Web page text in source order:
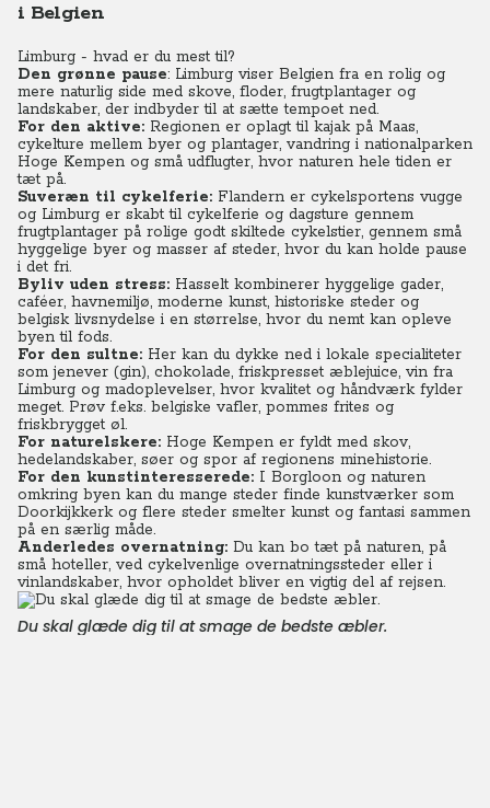
i Belgien
Limburg - hvad er du mest til?
Den grønne pause: Limburg viser Belgien fra en rolig og
mere naturlig side med skove, floder, frugtplantager og
landskaber, der indbyder til at sætte tempoet ned.
For den aktive: Regionen er oplagt til kajak på Maas,
cykelture mellem byer og plantager, vandring i nationalparken
Hoge Kempen og små udflugter, hvor naturen hele tiden er
tæt på.
Suveræn til cykelferie: Flandern er cykelsportens vugge
og Limburg er skabt til cykelferie og dagsture gennem
frugtplantager på rolige godt skiltede cykelstier, gennem små
hyggelige byer og masser af steder, hvor du kan holde pause
i det fri.
Byliv uden stress: Hasselt kombinerer hyggelige gader,
caféer, havnemiljø, moderne kunst, historiske steder og
belgisk livsnydelse i en størrelse, hvor du nemt kan opleve
byen til fods.
For den sultne: Her kan du dykke ned i lokale specialiteter
som jenever (gin), chokolade, friskpresset æblejuice, vin fra
Limburg og madoplevelser, hvor kvalitet og håndværk fylder
meget. Prøv f.eks. belgiske vafler, pommes frites og
friskbrygget øl.
For naturelskere: Hoge Kempen er fyldt med skov,
hedelandskaber, søer og spor af regionens minehistorie.
For den kunstinteresserede: I Borgloon og naturen
omkring byen kan du mange steder finde kunstværker som
Doorkijkkerk og flere steder smelter kunst og fantasi sammen
på en særlig måde.
Anderledes overnatning: Du kan bo tæt på naturen, på
små hoteller, ved cykelvenlige overnatningssteder eller i
vinlandskaber, hvor opholdet bliver en vigtig del af rejsen.
Du skal glæde dig til at smage de bedste æbler.